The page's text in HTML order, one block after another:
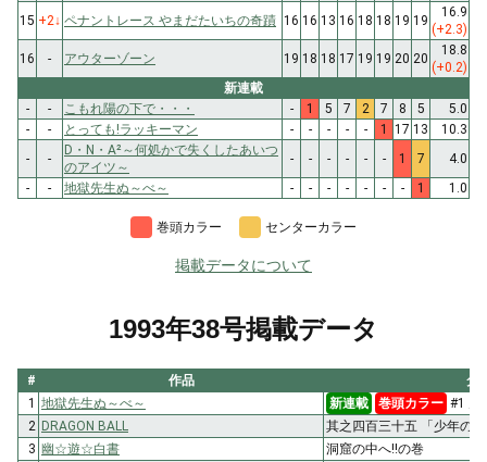
15 +2↓ ペナントレース やまだたいちの奇蹟 16 16 13 16 18 18 19 19
16.9
(+2.3)
16
- アウターゾーン 19 18 18 17 19 19 20 20
18.8
(+0.2)
新連載
-
- こもれ陽の下で・・・ - 1 5 7 2 7 8 5
5.0
-
- とっても!ラッキーマン - - - - - 1 17 13
10.3
-
-
D・N・A²～何処かで失くしたあいつ
のアイツ～
- - - - - - 1 7
4.0
-
- 地獄先生ぬ～べ～ - - - - - - - 1 1.0
巻頭カラー センターカラー
掲載データについて
1993年38号掲載データ
# 作品
タ
1 地獄先生ぬ～べ～ 新連載 巻頭カラー #1 九
2 DRAGON BALL
其之四百三十五 「少年の
3 幽☆遊☆白書
洞窟の中へ!!の巻